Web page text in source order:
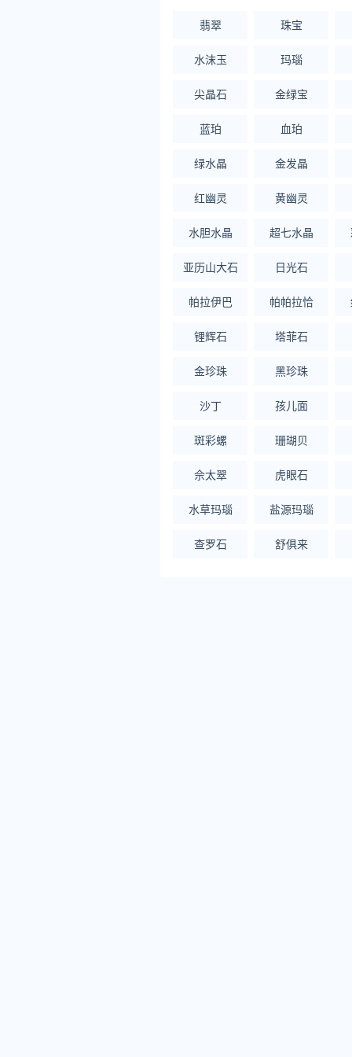
翡翠 珠宝
水沫玉 玛瑙
尖晶石 金绿宝
蓝珀 血珀
绿水晶 金发晶
红幽灵 黄幽灵
水胆水晶 超七水晶
亚历山大石 日光石
帕拉伊巴 帕帕拉恰
锂辉石 塔菲石
金珍珠 黑珍珠
沙丁 孩儿面
斑彩螺 珊瑚贝
佘太翠 虎眼石
水草玛瑙 盐源玛瑙
查罗石 舒俱来